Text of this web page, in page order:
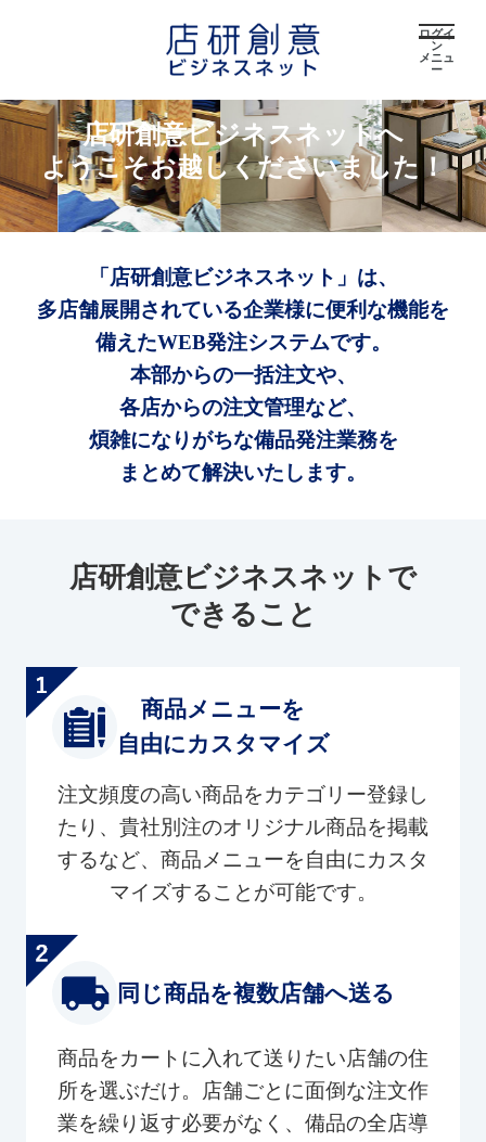
ログイ
ン
メニュ
ー
店研創意ビジネスネットへ
ようこそお越しくださいました！
「店研創意ビジネスネット」は、
多店舗展開されている企業様に便利な機能を
備えたWEB発注システムです。
本部からの一括注文や、
各店からの注文管理など、
煩雑になりがちな備品発注業務を
まとめて解決いたします。
店研創意ビジネスネットで
できること
商品メニューを
自由にカスタマイズ
注文頻度の高い商品をカテゴリー登録し
たり、貴社別注のオリジナル商品を掲載
するなど、商品メニューを自由にカスタ
マイズすることが可能です。
同じ商品を複数店舗へ送る
商品をカートに入れて送りたい店舗の住
所を選ぶだけ。店舗ごとに面倒な注文作
業を繰り返す必要がなく、備品の全店導